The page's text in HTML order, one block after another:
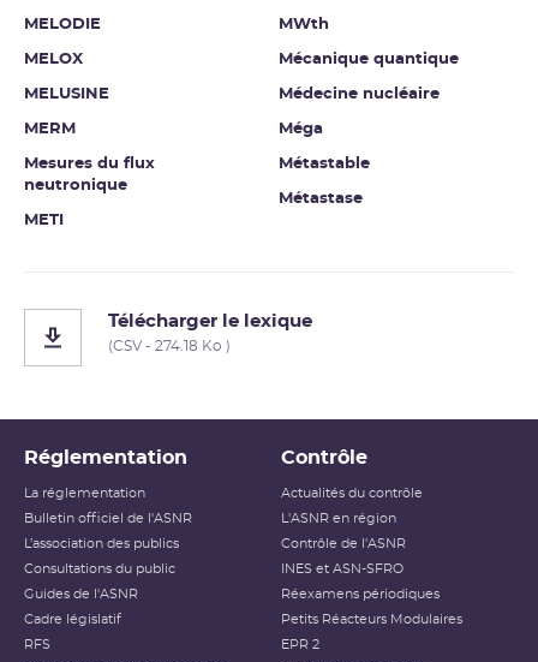
MELODIE
MELOX
MELUSINE
MERM
Mesures du flux
neutronique
METI
MWth
Mécanique quantique
Médecine nucléaire
Méga
Métastable
Métastase
Télécharger le lexique
(CSV - 274.18 Ko )
Réglementation
La réglementation
Bulletin officiel de l'ASNR
L’association des publics
Consultations du public
Guides de l'ASNR
Cadre législatif
RFS
Contrôle
Actualités du contrôle
L'ASNR en région
Contrôle de l'ASNR
INES et ASN-SFRO
Réexamens périodiques
Petits Réacteurs Modulaires
EPR 2